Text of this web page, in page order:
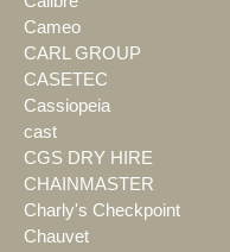
Cameo
CARL GROUP
CASETEC
Cassiopeia
cast
CGS DRY HIRE
CHAINMASTER
Charly's Checkpoint
Chauvet